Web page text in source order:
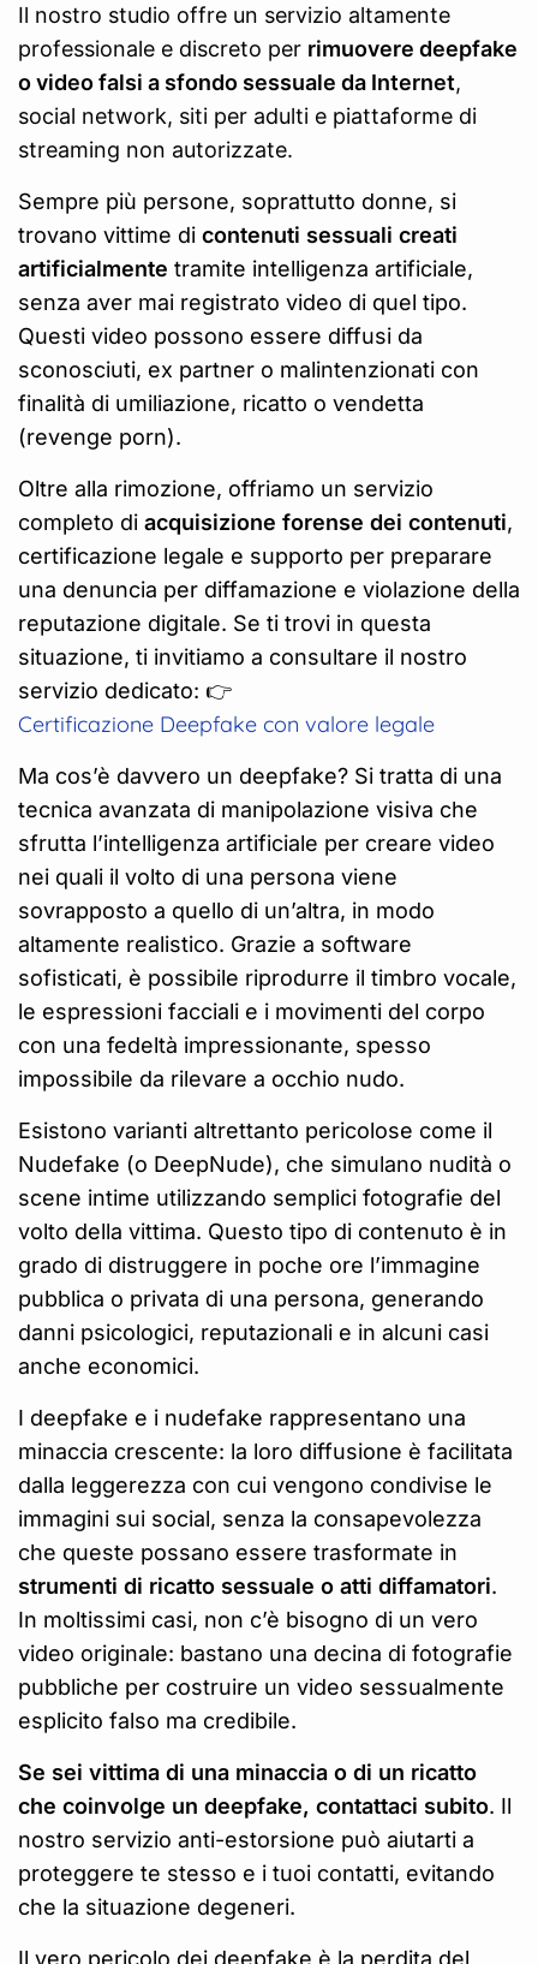
Il nostro studio offre un servizio altamente
professionale e discreto per rimuovere deepfake
o video falsi a sfondo sessuale da Internet,
social network, siti per adulti e piattaforme di
streaming non autorizzate.
Sempre più persone, soprattutto donne, si
trovano vittime di contenuti sessuali creati
artificialmente tramite intelligenza artificiale,
senza aver mai registrato video di quel tipo.
Questi video possono essere diffusi da
sconosciuti, ex partner o malintenzionati con
finalità di umiliazione, ricatto o vendetta
(revenge porn).
Oltre alla rimozione, offriamo un servizio
completo di acquisizione forense dei contenuti,
certificazione legale e supporto per preparare
una denuncia per diffamazione e violazione della
reputazione digitale. Se ti trovi in questa
situazione, ti invitiamo a consultare il nostro
servizio dedicato: 👉
Certificazione Deepfake con valore legale
Ma cos’è davvero un deepfake? Si tratta di una
tecnica avanzata di manipolazione visiva che
sfrutta l’intelligenza artificiale per creare video
nei quali il volto di una persona viene
sovrapposto a quello di un’altra, in modo
altamente realistico. Grazie a software
sofisticati, è possibile riprodurre il timbro vocale,
le espressioni facciali e i movimenti del corpo
con una fedeltà impressionante, spesso
impossibile da rilevare a occhio nudo.
Esistono varianti altrettanto pericolose come il
Nudefake (o DeepNude), che simulano nudità o
scene intime utilizzando semplici fotografie del
volto della vittima. Questo tipo di contenuto è in
grado di distruggere in poche ore l’immagine
pubblica o privata di una persona, generando
danni psicologici, reputazionali e in alcuni casi
anche economici.
I deepfake e i nudefake rappresentano una
minaccia crescente: la loro diffusione è facilitata
dalla leggerezza con cui vengono condivise le
immagini sui social, senza la consapevolezza
che queste possano essere trasformate in
strumenti di ricatto sessuale o atti diffamatori.
In moltissimi casi, non c’è bisogno di un vero
video originale: bastano una decina di fotografie
pubbliche per costruire un video sessualmente
esplicito falso ma credibile.
Se sei vittima di una minaccia o di un ricatto
che coinvolge un deepfake, contattaci subito. Il
nostro servizio anti-estorsione può aiutarti a
proteggere te stesso e i tuoi contatti, evitando
che la situazione degeneri.
Il vero pericolo dei deepfake è la perdita del